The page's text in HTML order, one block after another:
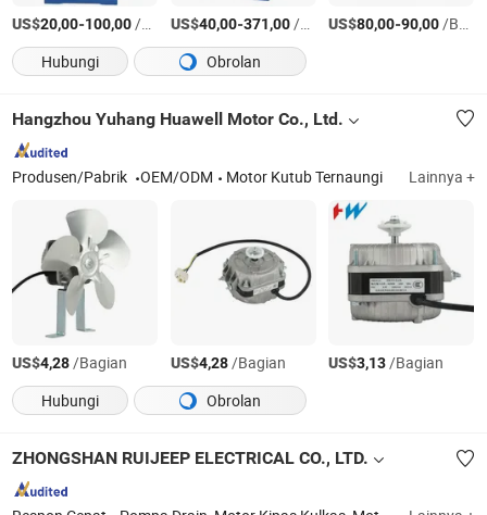
US$20,00-100,00/Bagian US$40,00-371,00/Bagian US$80,00-90,00/Bagian
Hubungi
Obrolan
Hangzhou Yuhang Huawell Motor Co., Ltd.
Produsen/Pabrik OEM/ODM Motor Kutub Ternaungi Lainnya +
US$4,28/Bagian US$4,28/Bagian US$3,13/Bagian
Hubungi
Obrolan
ZHONGSHAN RUIJEEP ELECTRICAL CO., LTD.